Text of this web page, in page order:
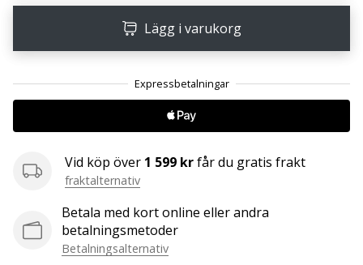
a
Brand
Ambassador
our
handball
brand
you
a
handball
Lägg i varukorg
Vid köp över 1 599 krfår du gratis frakt
fraktalternativ
Betala med kort online eller andra
betalningsmetoder
Betalningsalternativ